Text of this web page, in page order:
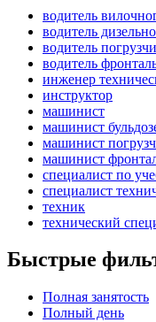
водитель
водитель
водитель
водитель
инженер
инструктор
машинист
машинист
машинист
машинист
специалист по
специалист
техник
технический
Быстрые
Полная занятость
Полный день